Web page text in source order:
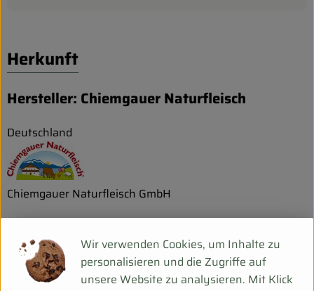
Herkunft
Hersteller: Chiemgauer Naturfleisch
Deutschland
Chiemgauer Naturfleisch GmbH
Natürliche, handwerkliche Qualität ohne künstliche
Zusätze, so lautet das Credo bei Chiemgauer Naturfleisch
Wir verwenden Cookies, um Inhalte zu
personalisieren und die Zugriffe auf
unsere Website zu analysieren. Mit Klick